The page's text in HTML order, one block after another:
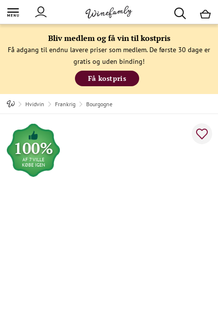
Bliv medlem og få vin til kostpris
Få adgang til endnu lavere priser som medlem. De første 30 dage er
gratis og uden binding!
Få kostpris
Hvidvin Frankrig Bourgogne
100%
AF 7 VILLE
KØBE IGEN